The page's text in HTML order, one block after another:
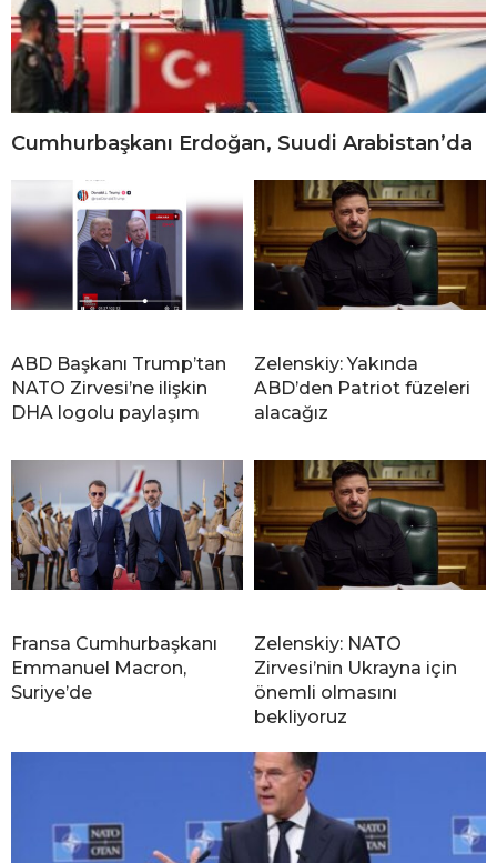
Cumhurbaşkanı Erdoğan, Suudi Arabistan’da
ABD Başkanı Trump’tan
NATO Zirvesi’ne ilişkin
DHA logolu paylaşım
Zelenskiy: Yakında
ABD’den Patriot füzeleri
alacağız
Fransa Cumhurbaşkanı
Emmanuel Macron,
Suriye’de
Zelenskiy: NATO
Zirvesi’nin Ukrayna için
önemli olmasını
bekliyoruz